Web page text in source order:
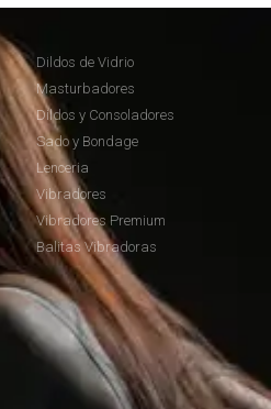
Dildos de Vidrio
Masturbadores
Dildos y Consoladores
Sado y Bondage
Lenceria
Vibradores
Vibradores Premium
Balitas Vibradoras